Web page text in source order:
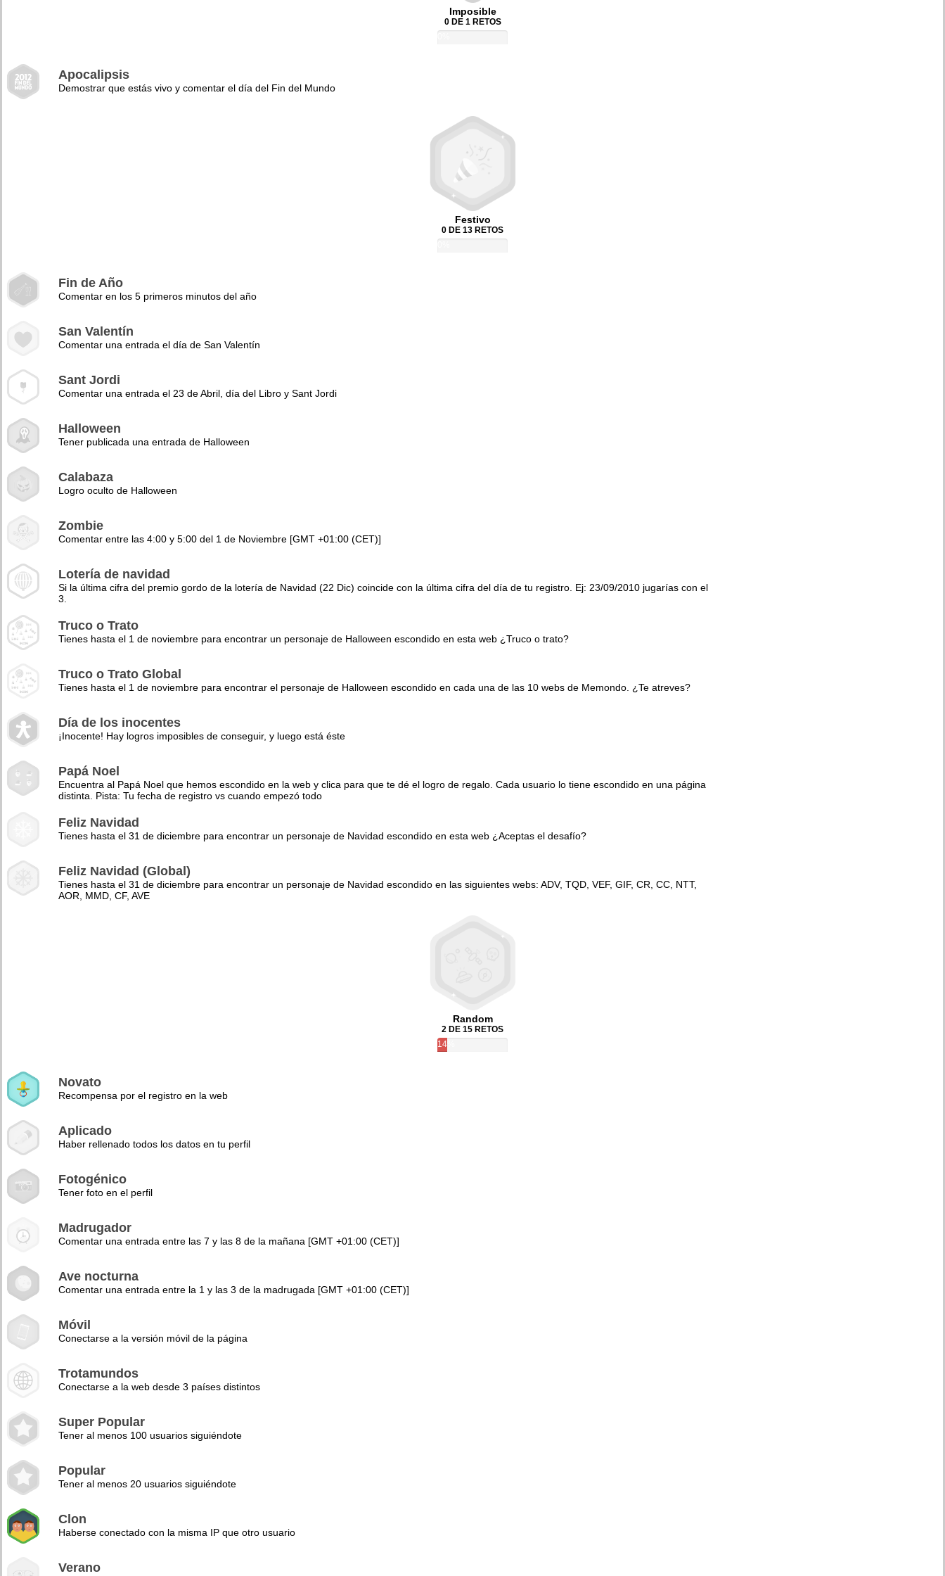
Imposible
0 DE 1 RETOS
Apocalipsis
Demostrar que estás vivo y comentar el día del Fin del Mundo
Festivo
0 DE 13 RETOS
Fin de Año
Comentar en los 5 primeros minutos del año
San Valentín
Comentar una entrada el día de San Valentín
Sant Jordi
Comentar una entrada el 23 de Abril, día del Libro y Sant Jordi
Halloween
Tener publicada una entrada de Halloween
Calabaza
Logro oculto de Halloween
Zombie
Comentar entre las 4:00 y 5:00 del 1 de Noviembre [GMT +01:00 (CET)]
Lotería de navidad
Si la última cifra del premio gordo de la lotería de Navidad (22 Dic) coincide con la última cifra del día de tu registro. Ej: 23/09/2010 jugarías con el
3.
Truco o Trato
Tienes hasta el 1 de noviembre para encontrar un personaje de Halloween escondido en esta web ¿Truco o trato?
Truco o Trato Global
Tienes hasta el 1 de noviembre para encontrar el personaje de Halloween escondido en cada una de las 10 webs de Memondo. ¿Te atreves?
Día de los inocentes
¡Inocente! Hay logros imposibles de conseguir, y luego está éste
Papá Noel
Encuentra al Papá Noel que hemos escondido en la web y clica para que te dé el logro de regalo. Cada usuario lo tiene escondido en una página
distinta. Pista: Tu fecha de registro vs cuando empezó todo
Feliz Navidad
Tienes hasta el 31 de diciembre para encontrar un personaje de Navidad escondido en esta web ¿Aceptas el desafío?
Feliz Navidad (Global)
Tienes hasta el 31 de diciembre para encontrar un personaje de Navidad escondido en las siguientes webs: ADV, TQD, VEF, GIF, CR, CC, NTT,
AOR, MMD, CF, AVE
Random
2 DE 15 RETOS
14%
Novato
Recompensa por el registro en la web
Aplicado
Haber rellenado todos los datos en tu perfil
Fotogénico
Tener foto en el perfil
Madrugador
Comentar una entrada entre las 7 y las 8 de la mañana [GMT +01:00 (CET)]
Ave nocturna
Comentar una entrada entre la 1 y las 3 de la madrugada [GMT +01:00 (CET)]
Móvil
Conectarse a la versión móvil de la página
Trotamundos
Conectarse a la web desde 3 países distintos
Super Popular
Tener al menos 100 usuarios siguiéndote
Popular
Tener al menos 20 usuarios siguiéndote
Clon
Haberse conectado con la misma IP que otro usuario
Verano